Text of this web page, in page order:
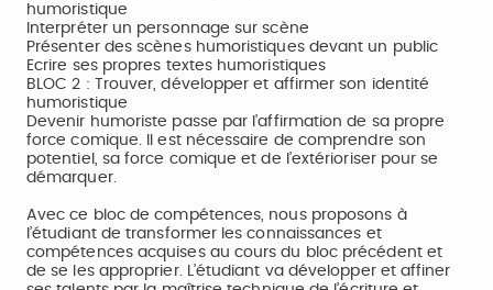
humoristique
Interpréter un personnage sur scène
Présenter des scènes humoristiques devant un public
Ecrire ses propres textes humoristiques
BLOC 2 : Trouver, développer et affirmer son identité
humoristique
Devenir humoriste passe par l’affirmation de sa propre
force comique. Il est nécessaire de comprendre son
potentiel, sa force comique et de l’extérioriser pour se
démarquer.
Avec ce bloc de compétences, nous proposons à
l’étudiant de transformer les connaissances et
compétences acquises au cours du bloc précédent et
de se les approprier. L’étudiant va développer et affiner